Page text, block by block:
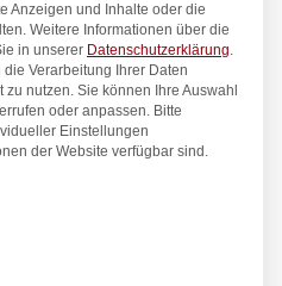
Anzeigen und Inhalte oder die
Weitere Informationen über die
in unserer Datenschutzerklärung.
Verarbeitung Ihrer Daten
zu nutzen. Sie können Ihre Auswahl
oder anpassen. Bitte
Einstellungen
der Website verfügbar sind.
Gruppen, für die eine